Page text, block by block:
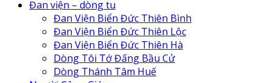
Đan viện – dòng tu
Đan Viện Biển Đức Thiên Bình
Đan Viện Biển Đức Thiên Lộc
Đan Viện Biển Đức Thiên Hà
Dòng Tôi Tớ Đấng Bầu Cử
Dòng Thánh Tâm Huế